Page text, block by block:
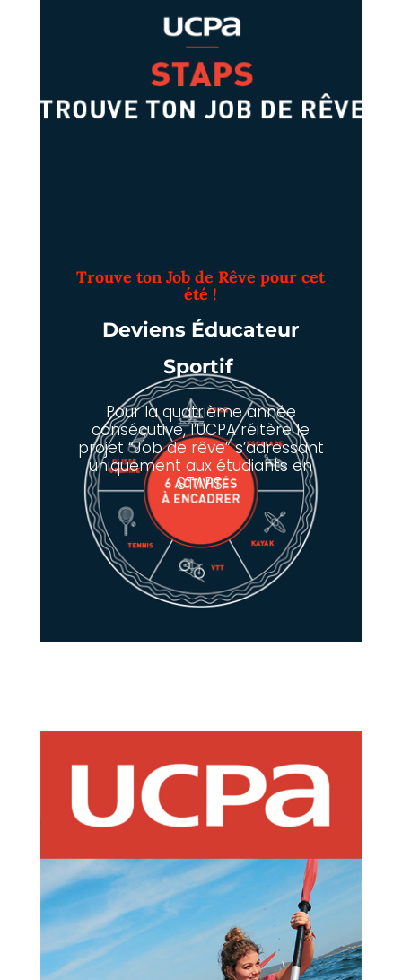
Trouve ton Job de Rêve pour cet
été !
Deviens Éducateur
Sportif
Pour la quatrième année
consécutive, l’UCPA réitère le
projet “Job de rêve” s’adressant
uniquement aux étudiants en
STAPS.